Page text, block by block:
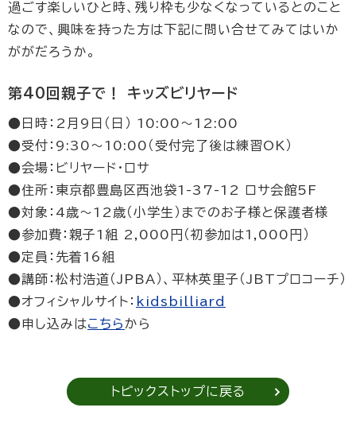
過ごす楽しいひと時、残り枠も少なくなっているとのこと
なので、興味を持った方は下記に問い合せてみてはいか
ががだろうか。
第40回親子で！ キッズビリヤード
●日時：2月9日（日） 10:00〜12:00
●受付：9:30〜10:00（受付完了後は練習OK）
●会場：ビリヤード・ロサ
●住所：東京都豊島区西池袋1-37-12 ロサ会館5F
●対象：4歳〜12歳（小学生）までのお子様と保護者様
●参加費：親子1組 2,000円（初参加は1,000円）
●定員：先着16組
●講師：松村浩道（JPBA）、平林英里子（JBTプロコーチ）
●オフィシャルサイト： kidsbilliard
●申し込みはこちら から
トピックストップに戻る